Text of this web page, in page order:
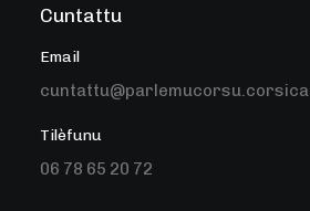
Cuntattu
Email
cuntattu@parlemucorsu.corsica
Tilèfunu
06 78 65 20 72